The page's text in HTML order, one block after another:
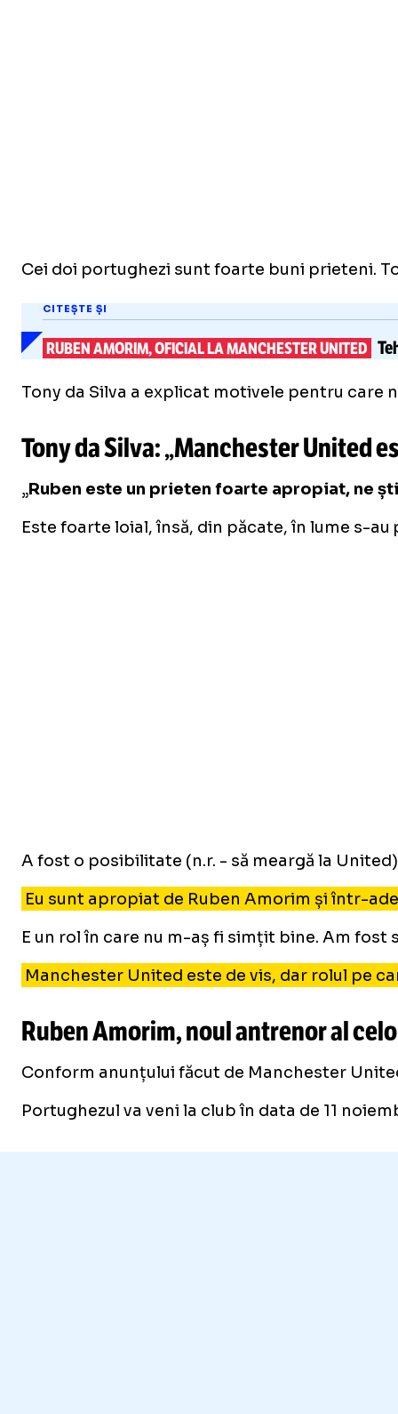
Cei doi portughezi sunt foarte buni prieteni.
CITEȘTE ȘI
RUBEN AMORIM, OFICIAL LA MANCHESTER UNITED
Tony da Silva a explicat motivele pentru care
Tony da Silva: „Manchester United
„Ruben este un prieten foarte apropiat, ne
Este foarte loial, însă, din păcate, în lume s-
A fost o posibilitate (n.r. - să meargă la United)
Eu sunt apropiat de Ruben Amorim și într-
E un rol în care nu m-aș fi simțit bine. Am fost
Manchester United este de vis, dar rolul pe
Ruben Amorim, noul antrenor al
Conform anunțului făcut de Manchester
Portughezul va veni la club în data de 11